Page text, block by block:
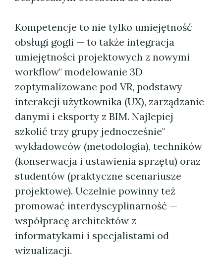
Kompetencje to nie tylko umiejętność
obsługi gogli — to także integracja
umiejętności projektowych z nowymi
workflow" modelowanie 3D
zoptymalizowane pod VR, podstawy
interakcji użytkownika (UX), zarządzanie
danymi i eksporty z BIM. Najlepiej
szkolić trzy grupy jednocześnie"
wykładowców (metodologia), techników
(konserwacja i ustawienia sprzętu) oraz
studentów (praktyczne scenariusze
projektowe). Uczelnie powinny też
promować interdyscyplinarność —
współpracę architektów z
informatykami i specjalistami od
wizualizacji.